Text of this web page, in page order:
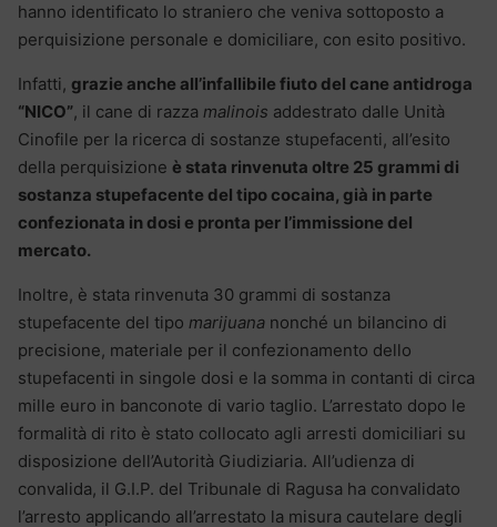
hanno identificato lo straniero che veniva sottoposto a
perquisizione personale e domiciliare, con esito positivo.
Infatti, grazie anche all’infallibile fiuto del cane antidroga
“NICO”, il cane di razza malinois addestrato dalle Unità
Cinofile per la ricerca di sostanze stupefacenti, all’esito
della perquisizione è stata rinvenuta oltre 25 grammi di
sostanza stupefacente del tipo cocaina, già in parte
confezionata in dosi e pronta per l’immissione del
mercato.
Inoltre, è stata rinvenuta 30 grammi di sostanza
stupefacente del tipo marijuana nonché un bilancino di
precisione, materiale per il confezionamento dello
stupefacenti in singole dosi e la somma in contanti di circa
mille euro in banconote di vario taglio. L’arrestato dopo le
formalità di rito è stato collocato agli arresti domiciliari su
disposizione dell’Autorità Giudiziaria. All’udienza di
convalida, il G.I.P. del Tribunale di Ragusa ha convalidato
l’arresto applicando all’arrestato la misura cautelare degli